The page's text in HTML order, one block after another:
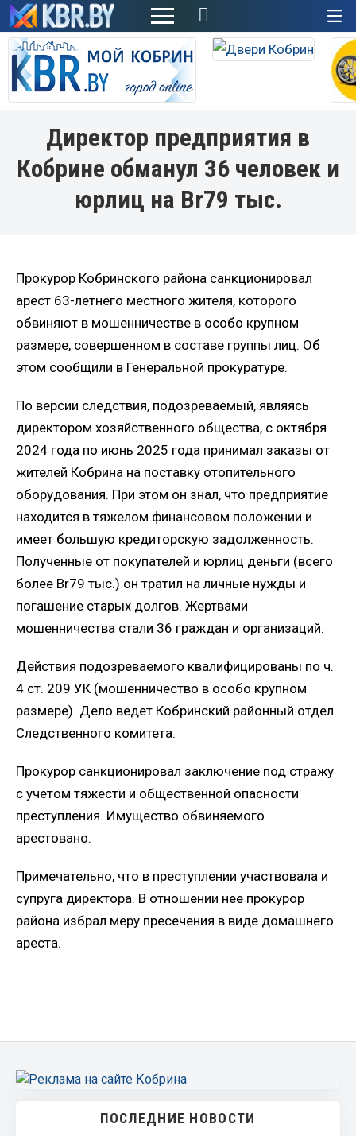
Директор предприятия в
Кобрине обманул 36 человек и
юрлиц на Br79 тыс.
Прокурор Кобринского района санкционировал
арест 63-летнего местного жителя, которого
обвиняют в мошенничестве в особо крупном
размере, совершенном в составе группы лиц. Об
этом сообщили в Генеральной прокуратуре.
По версии следствия, подозреваемый, являясь
директором хозяйственного общества, с октября
2024 года по июнь 2025 года принимал заказы от
жителей Кобрина на поставку отопительного
оборудования. При этом он знал, что предприятие
находится в тяжелом финансовом положении и
имеет большую кредиторскую задолженность.
Полученные от покупателей и юрлиц деньги (всего
более Br79 тыс.) он тратил на личные нужды и
погашение старых долгов. Жертвами
мошенничества стали 36 граждан и организаций.
Действия подозреваемого квалифицированы по ч.
4 ст. 209 УК (мошенничество в особо крупном
размере). Дело ведет Кобринский районный отдел
Следственного комитета.
Прокурор санкционировал заключение под стражу
с учетом тяжести и общественной опасности
преступления. Имущество обвиняемого
арестовано.
Примечательно, что в преступлении участвовала и
супруга директора. В отношении нее прокурор
района избрал меру пресечения в виде домашнего
ареста.
ПОСЛЕДНИЕ НОВОСТИ